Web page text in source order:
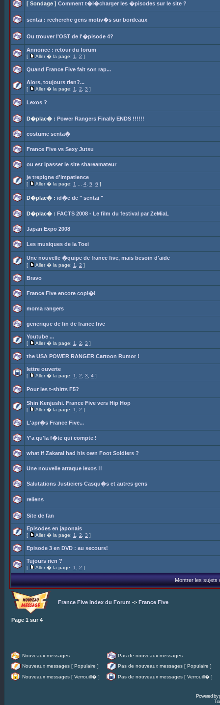
[ Sondage ] Comment t�l�charger les �pisodes sur le site ?
sentai : recherche gens motiv�s sur bordeaux
Ou trouver l'OST de l'�pisode 4?
Annonce : retour du forum
[ Aller � la page: 1 2 ]
Quand France Five fait son rap...
Alors, toujours rien?...
[ Aller � la page: 1 2 3 ]
Lexos ?
D�plac� : Power Rangers Finally ENDS !!!!!!
costume senta�
France Five vs Sexy Jutsu
ou est lpasser le site shareamateur
je trepigne d'impatience
[ Aller � la page: 1 4 5 6 ]
D�plac� : id�e de " sentai "
D�plac� : FACTS 2008 - Le film du festival par ZeMiaL
Japan Expo 2008
Les musiques de la Toei
Une nouvelle �quipe de france five, mais besoin d'aide
[ Aller � la page: 1 2 ]
Bravo
France Five encore copi�!
moma rangers
generique de fin de france five
Youtube ...
[ Aller � la page: 1 2 3 ]
the USA POWER RANGER Cartoon Rumor !
lettre ouverte
[ Aller � la page: 1 2 3 4 ]
Pour les t-shirts F5?
Shin Kenjushi. France Five vers Hip Hop
[ Aller � la page: 1 2 ]
L'apr�s France Five...
Y'a qu'la f�te qui compte !
what if Zakaral had his own Foot Soldiers ?
Une nouvelle attaque lexos !!
Salutations Justiciers Casqu�s et autres gens
reliens
Site de fan
Episodes en japonais
[ Aller � la page: 1 2 3 ]
Episode 3 en DVD : au secours!
Tujours rien ?
[ Aller � la page: 1 2 ]
Montrer les sujets
France Five Index du Forum -> France Five
Page 1 sur 4
Nouveaux messages
Pas de nouveaux messages
Nouveaux messages [ Populaire ]
Pas de nouveaux messages [ Populaire ]
Nouveaux messages [ Verrouill� ]
Pas de nouveaux messages [ Verrouill� ]
Powered by